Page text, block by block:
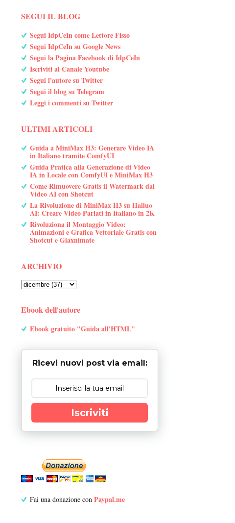
SEGUI IL BLOG
Segui IdpCeIn come Lettore Fisso
Segui IdpCeIn su Google News
Segui la Pagina Facebook di IdpCeIn
Iscriviti al Canale Youtube
Segui l'autore su Twitter
Segui il blog su Telegram
Leggi i commenti su Twitter
ULTIMI ARTICOLI
Guida a MiniMax H3: Generare Video IA
in Italiano tramite ComfyUI
Guida Pratica alla Generazione di Video
IA in Locale con ComfyUI e MiniMax H3
Come Rimuovere Gratis il Watermark dai
Video AI con Shotcut
La Rivoluzione di MiniMax H3 su Hailuo
AI: Creare Video Parlati in Italiano in 2K
Rivoluziona il Montaggio Video:
Animazioni e Grafica Vettoriale Gratis con
Shotcut e Glaxnimate
ARCHIVIO
Ebook dell'autore
Ebook gratuito "Guida all'HTML"
Ricevi nuovi post via email:
Iscriviti
Fai una donazione con Paypal.me